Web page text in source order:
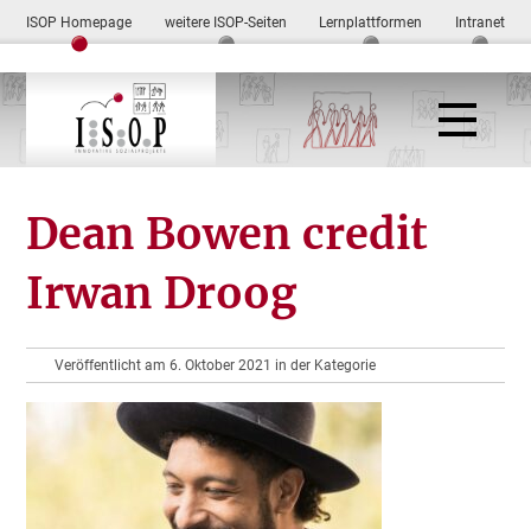
ISOP Homepage weitere ISOP-Seiten Lernplattformen Intranet
Dean Bowen credit
Irwan Droog
Veröffentlicht am 6. Oktober 2021 in der Kategorie